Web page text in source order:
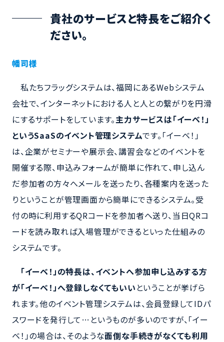
貴社のサービスと特長をご紹介く
ださい。
幡司様
私たちフラッグシステムは、福岡にあるWebシステム
会社で、インターネットにおける人と人との繋がりを円滑
にするサポートをしています。主力サービスは「イーベ！」
というSaaSのイベント管理システムです。「イーベ！」
は、企業がセミナーや展示会、講習会などのイベントを
開催する際、申込みフォームが簡単に作れて、申し込ん
だ参加者の方々へメールを送ったり、各種案内を送った
りということが管理画面から簡単にできるシステム。受
付の時に利用するQRコードを参加者へ送り、当日QRコ
ードを読み取れば入場管理ができるといった仕組みの
システムです。
「イーベ！」の特長は、イベントへ参加申し込みする方
が「イーベ！」へ登録しなくてもいい ということが挙げら
れます。他のイベント管理システムは、会員登録してIDパ
スワードを発行して…というものが多いのですが、「イー
ベ！」の場合は、そのような面倒な手続きがなくても利用